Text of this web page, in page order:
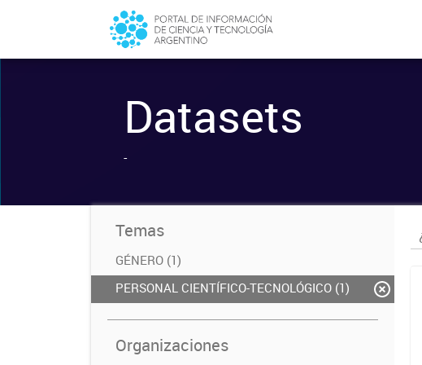
Datasets
-
Temas
GÉNERO (1)
PERSONAL CIENTÍFICO-TECNOLÓGICO (1)
Organizaciones